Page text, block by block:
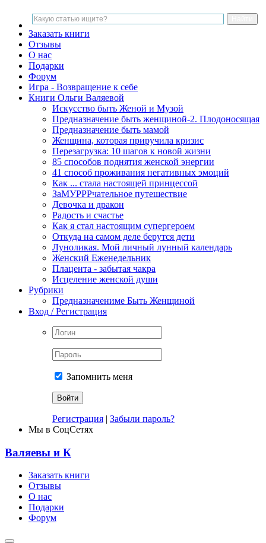
Заказать книги
Отзывы
О нас
Подарки
Форум
Игра - Возвращение к себе
Книги Ольги Валяевой
Искусство быть Женой и Музой
Предназначение быть женщиной-2. Плодоносящая
Предназначение быть мамой
Женщина, которая приручила кризис
Перезагрузка: 10 шагов к новой жизни
85 способов поднятия женской энергии
41 способ проживания негативных эмоций
Как ... стала настоящей принцессой
ЗаМУРРРчательное путешествие
Девочка и дракон
Радость и счастье
Как я стал настоящим супергероем
Откуда на самом деле берутся дети
Луноликая. Мой личный лунный календарь
Женский Еженедельник
Плацента - забытая чакра
Исцеление женской души
Рубрики
Предназначениме Быть Женщиной
Вход / Регистрация
Запомнить меня
Регистрация | Забыли пароль?
Мы в СоцСетях
Валяевы и К
Заказать книги
Отзывы
О нас
Подарки
Форум